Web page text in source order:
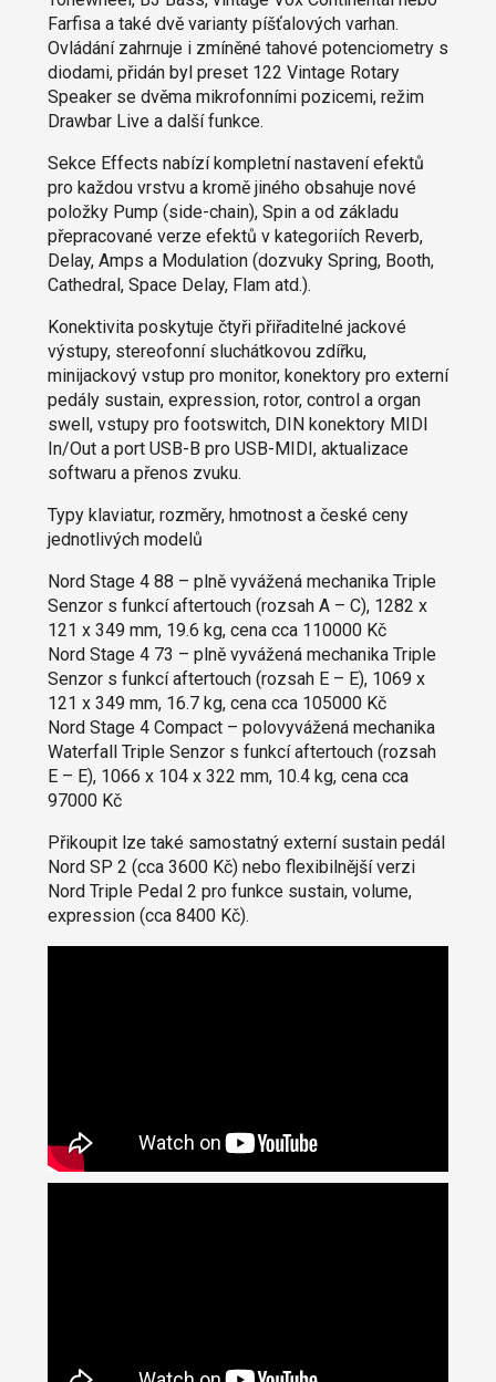
Farfisa a také dvě varianty píšťalových varhan.
Ovládání zahrnuje i zmíněné tahové potenciometry s
diodami, přidán byl preset 122 Vintage Rotary
Speaker se dvěma mikrofonními pozicemi, režim
Drawbar Live a další funkce.
Sekce Effects nabízí kompletní nastavení efektů
pro každou vrstvu a kromě jiného obsahuje nové
položky Pump (side-chain), Spin a od základu
přepracované verze efektů v kategoriích Reverb,
Delay, Amps a Modulation (dozvuky Spring, Booth,
Cathedral, Space Delay, Flam atd.).
Konektivita poskytuje čtyři přiřaditelné jackové
výstupy, stereofonní sluchátkovou zdířku,
minijackový vstup pro monitor, konektory pro externí
pedály sustain, expression, rotor, control a organ
swell, vstupy pro footswitch, DIN konektory MIDI
In/Out a port USB-B pro USB-MIDI, aktualizace
softwaru a přenos zvuku.
Typy klaviatur, rozměry, hmotnost a české ceny
jednotlivých modelů
Nord Stage 4 88 – plně vyvážená mechanika Triple
Senzor s funkcí aftertouch (rozsah A – C), 1282 x
121 x 349 mm, 19.6 kg, cena cca 110000 Kč
Nord Stage 4 73 – plně vyvážená mechanika Triple
Senzor s funkcí aftertouch (rozsah E – E), 1069 x
121 x 349 mm, 16.7 kg, cena cca 105000 Kč
Nord Stage 4 Compact – polovyvážená mechanika
Waterfall Triple Senzor s funkcí aftertouch (rozsah
E – E), 1066 x 104 x 322 mm, 10.4 kg, cena cca
97000 Kč
Přikoupit lze také samostatný externí sustain pedál
Nord SP 2 (cca 3600 Kč) nebo flexibilnější verzi
Nord Triple Pedal 2 pro funkce sustain, volume,
expression (cca 8400 Kč).